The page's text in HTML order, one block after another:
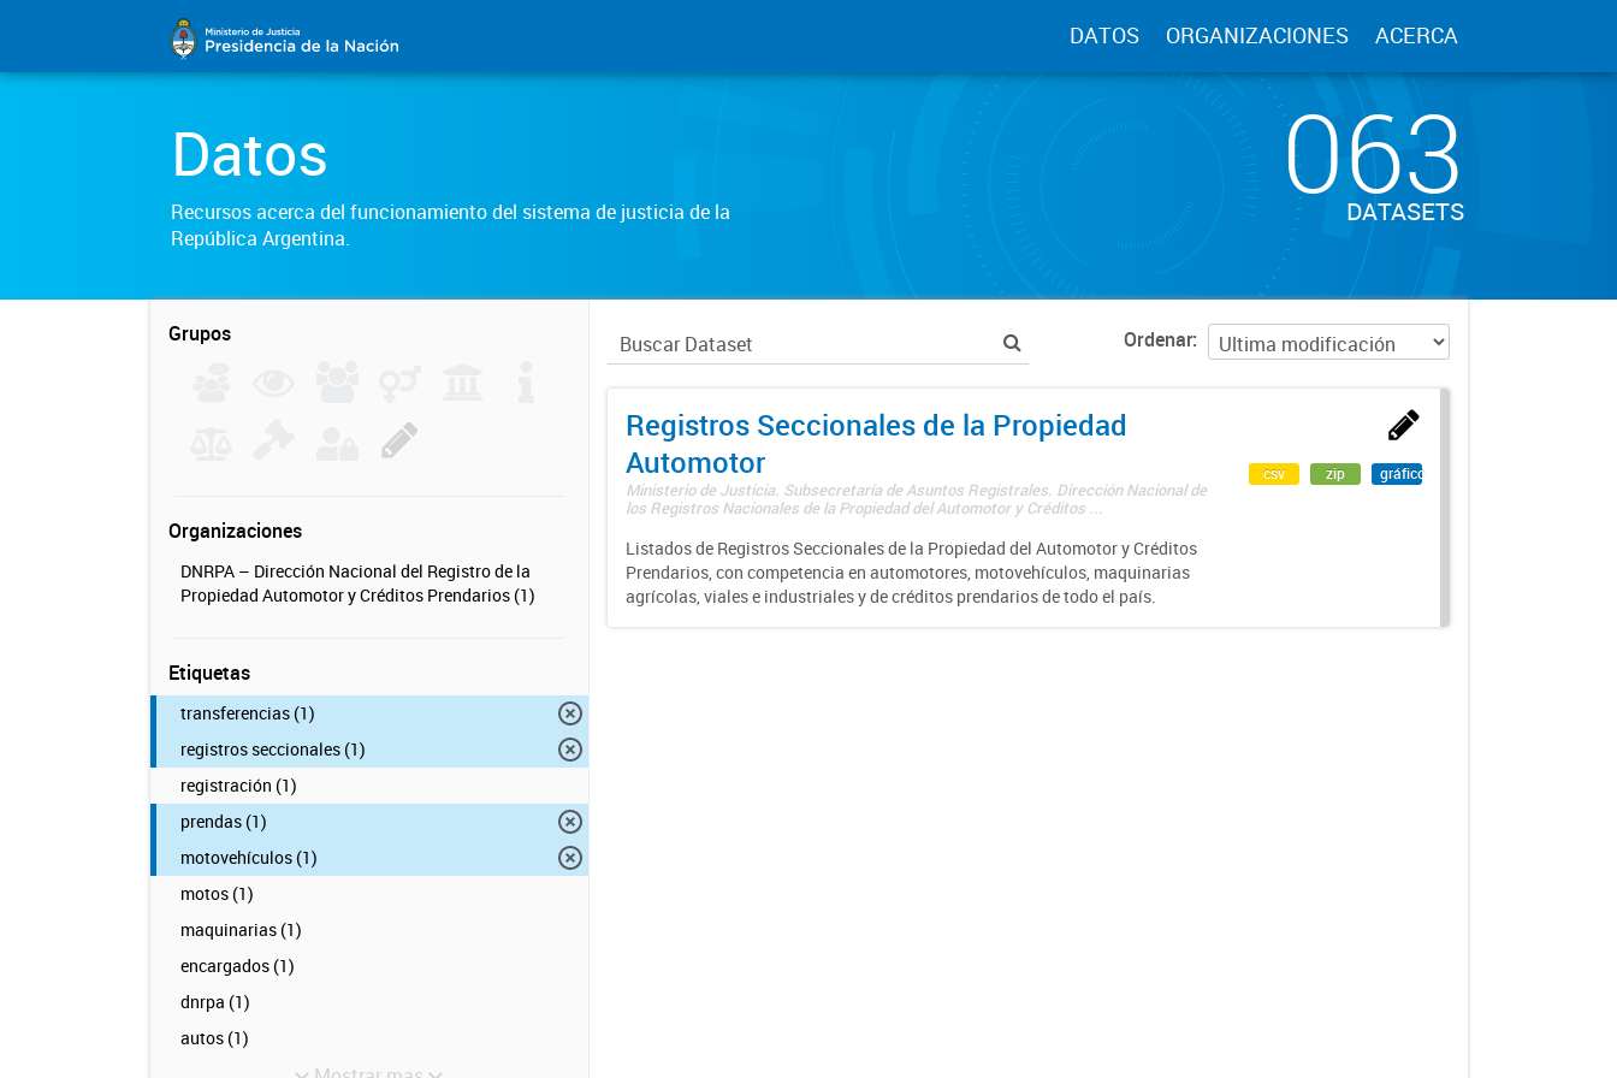
DATOS ORGANIZACIONES ACERCA
Datos
Recursos acerca del funcionamiento del sistema de justicia de la
República Argentina.
063
DATASETS
Grupos
Organizaciones
DNRPA – Dirección Nacional del Registro de la
Propiedad Automotor y Créditos Prendarios (1)
Etiquetas
transferencias (1)
registros seccionales (1)
registración (1)
prendas (1)
motovehículos (1)
motos (1)
maquinarias (1)
encargados (1)
dnrpa (1)
autos (1)
Ordenar
Registros Seccionales de la Propiedad
Automotor
Ministerio de Justicia. Subsecretaría de Asuntos Registrales. Dirección Nacional de
los Registros Nacionales de la Propiedad del Automotor y Créditos ...
Listados de Registros Seccionales de la Propiedad del Automotor y Créditos
Prendarios, con competencia en automotores, motovehículos, maquinarias
agrícolas, viales e industriales y de créditos prendarios de todo el país.
csv zip gráfico